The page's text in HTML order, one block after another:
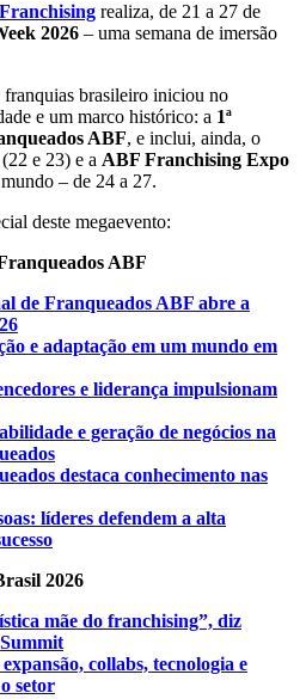
realiza, de 21 a 27 de
2026 – uma semana de imersão
brasileiro iniciou no
e um marco histórico: a 1ª
ABF, e inclui, ainda, o
(22 e 23) e a ABF Franchising Expo
– de 24 a 27.
deste megaevento:
ABF
de Franqueados ABF abre a
e adaptação em um mundo em
e liderança impulsionam
e geração de negócios na
destaca conhecimento nas
líderes defendem a alta
2026
mãe do franchising”, diz
Summit
collabs, tecnologia e
setor